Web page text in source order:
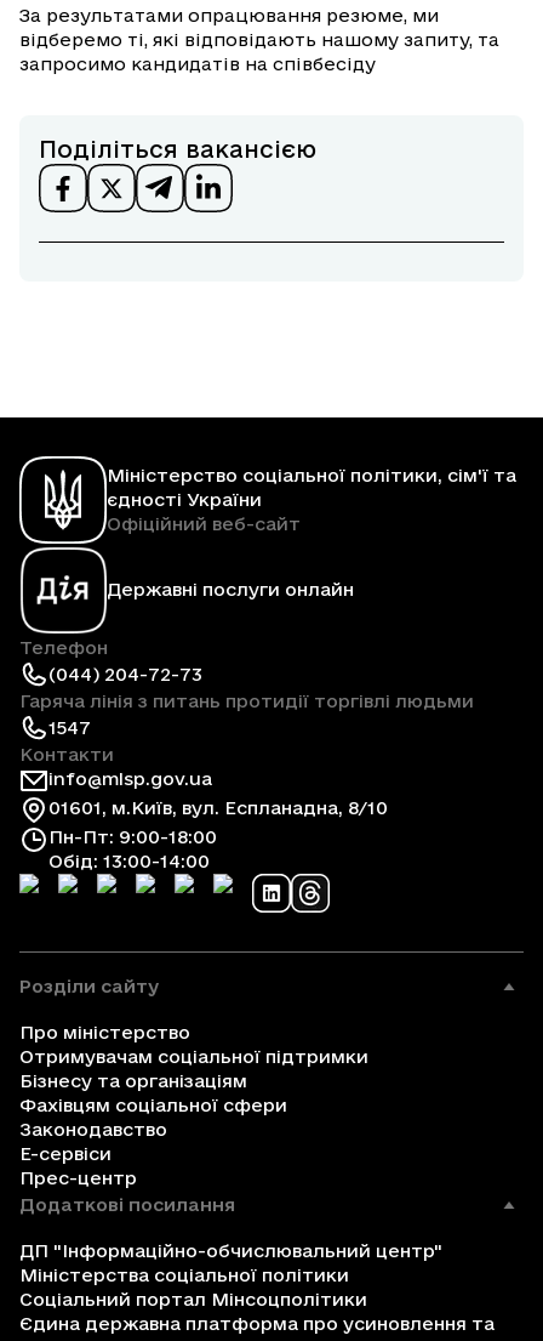
За результатами опрацювання резюме, ми
відберемо ті, які відповідають нашому запиту, та
запросимо кандидатів на співбесіду
Поділіться вакансією
Міністерство соціальної політики, сім'ї та
єдності України
Офіційний веб-сайт
Державні послуги онлайн
Телефон
(044) 204-72-73
Гаряча лінія з питань протидії торгівлі людьми
1547
Контакти
info@mlsp.gov.ua
01601, м.Київ, вул. Еспланадна, 8/10
Пн-Пт: 9:00-18:00
Обід: 13:00-14:00
Розділи сайту
Про міністерство
Отримувачам соціальної підтримки
Бізнесу та організаціям
Фахівцям соціальної сфери
Законодавство
Е-сервіси
Прес-центр
Додаткові посилання
ДП "Інформаційно-обчислювальний центр"
Міністерства соціальної політики
Соціальний портал Мінсоцполітики
Єдина державна платформа про усиновлення та